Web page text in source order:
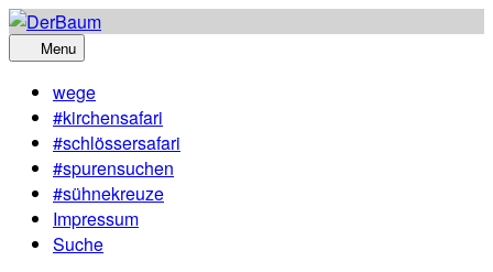
Skip
to
Menu
wege
#kirchensafari
#schlössersafari
#spurensuchen
#sühnekreuze
Impressum
Suche